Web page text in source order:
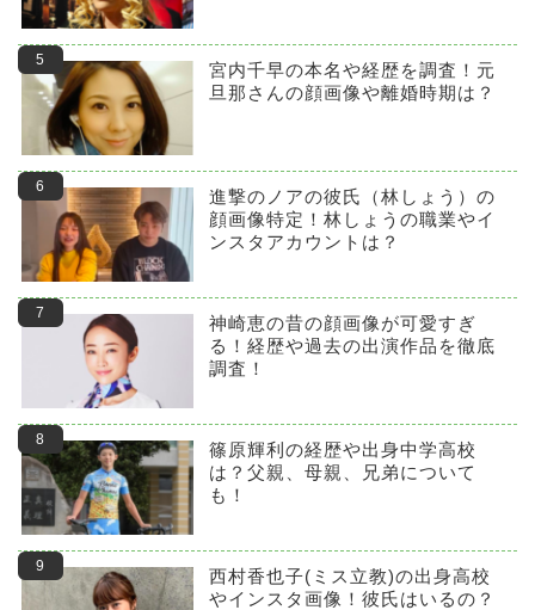
宮内千早の本名や経歴を調査！元
旦那さんの顔画像や離婚時期は？
進撃のノアの彼氏（林しょう）の
顔画像特定！林しょうの職業やイ
ンスタアカウントは？
神崎恵の昔の顔画像が可愛すぎ
る！経歴や過去の出演作品を徹底
調査！
篠原輝利の経歴や出身中学高校
は？父親、母親、兄弟について
も！
西村香也子(ミス立教)の出身高校
やインスタ画像！彼氏はいるの？